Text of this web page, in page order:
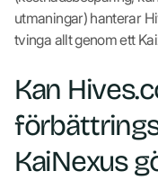
utmaningar) hanterar
tvinga allt genom ett
Kan
KaiNexus